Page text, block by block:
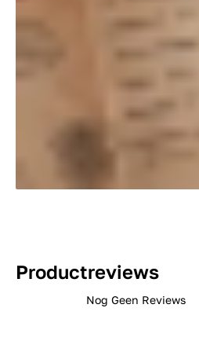
Productreviews
Nog Geen Reviews